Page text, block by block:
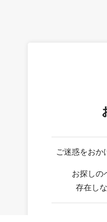
ご迷惑をおか
お探しの
存在し